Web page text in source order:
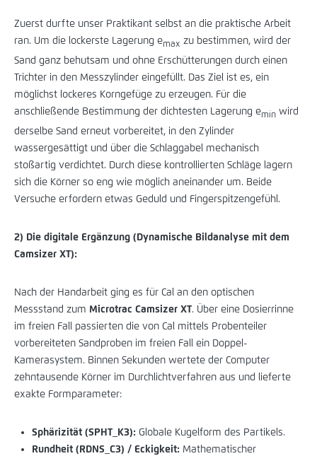
Zuerst durfte unser Praktikant selbst an die praktische Arbeit
ran. Um die lockerste Lagerung emax zu bestimmen, wird der
Sand ganz behutsam und ohne Erschütterungen durch einen
Trichter in den Messzylinder eingefüllt. Das Ziel ist es, ein
möglichst lockeres Korngefüge zu erzeugen. Für die
anschließende Bestimmung der dichtesten Lagerung emin wird
derselbe Sand erneut vorbereitet, in den Zylinder
wassergesättigt und über die Schlaggabel mechanisch
stoßartig verdichtet. Durch diese kontrollierten Schläge lagern
sich die Körner so eng wie möglich aneinander um. Beide
Versuche erfordern etwas Geduld und Fingerspitzengefühl.
2) Die digitale Ergänzung (Dynamische Bildanalyse mit dem
Camsizer XT):
Nach der Handarbeit ging es für Cal an den optischen
Messstand zum Microtrac Camsizer XT. Über eine Dosierrinne
im freien Fall passierten die von Cal mittels Probenteiler
vorbereiteten Sandproben im freien Fall ein Doppel-
Kamerasystem. Binnen Sekunden wertete der Computer
zehntausende Körner im Durchlichtverfahren aus und lieferte
exakte Formparameter:
Sphärizität (SPHT_K3): Globale Kugelform des Partikels.
Rundheit (RDNS_C3) / Eckigkeit: Mathematischer